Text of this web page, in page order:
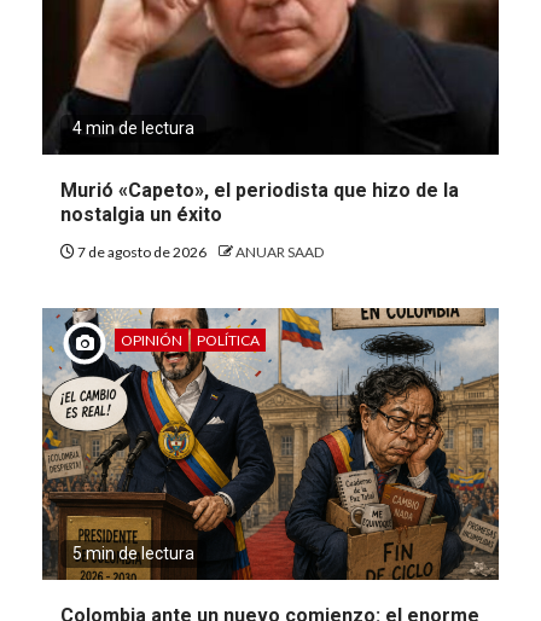
4 min de lectura
Murió «Capeto», el periodista que hizo de la
nostalgia un éxito
7 de agosto de 2026 ANUAR SAAD
OPINIÓN POLÍTICA
5 min de lectura
Colombia ante un nuevo comienzo: el enorme